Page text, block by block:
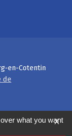
en-Cotentin
de
X
what you want